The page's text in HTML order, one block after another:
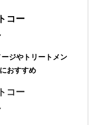
コー
ジやトリートメン
おすすめ
コー